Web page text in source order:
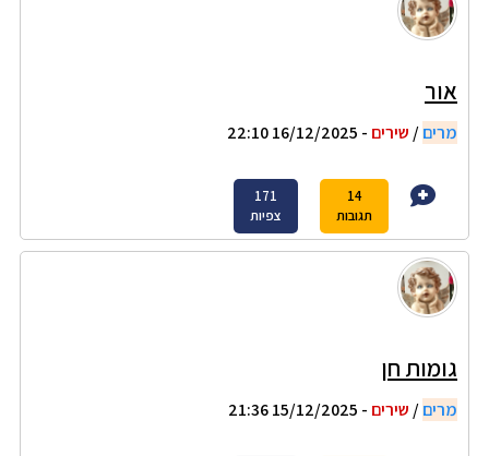
אור
מרים/ שירים - 16/12/2025 22:10
14
תגובות
171
צפיות
גומות חן
מרים/ שירים - 15/12/2025 21:36